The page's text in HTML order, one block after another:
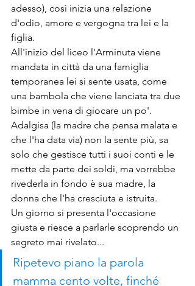
adesso), così inizia una relazione
d'odio, amore e vergogna tra lei e la
figlia.
All'inizio del liceo l'Arminuta viene
mandata in città da una famiglia
temporanea lei si sente usata, come
una bambola che viene lanciata tra due
bimbe in vena di giocare un po'.
Adalgisa (la madre che pensa malata e
che l'ha data via) non la sente più, sa
solo che gestisce tutti i suoi conti e le
mette da parte dei soldi, ma vorrebbe
rivederla in fondo è sua madre, la
donna che l'ha cresciuta e istruita.
Un giorno si presenta l'occasione
giusta e riesce a parlarle scoprendo un
segreto mai rivelato...
Ripetevo piano la parola
mamma cento volte, finché